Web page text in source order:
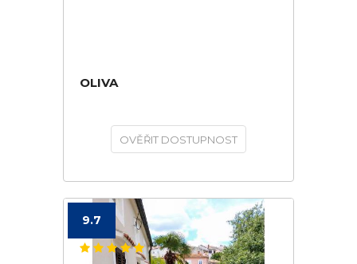
OLIVA
OVĚŘIT DOSTUPNOST
9.7